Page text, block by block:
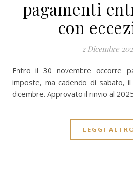
pagamenti
con
2 Dicembre
Entro il 30 novembre occorre pagare l'acconto delle
imposte, ma cadendo di sabato,
dicembre. Approvato il rinvio al
LEGGI ALTRO